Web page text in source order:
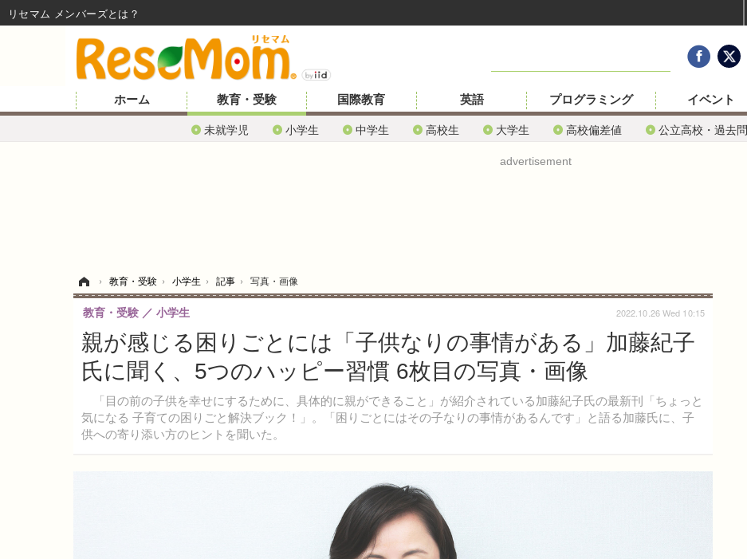
ホーム 教育・受験
未就学児 小学生 中学生 高校生 大学生 高校偏差値 公立高校・過去問
国際教育 英語 プログラミング イベント
advertisement
› 教育・受験 › 小学生 › 記事 › 写真・画像
親が感じる困りごとには「子供なりの事情がある」加藤紀子
氏に聞く、5つのハッピー習慣 6枚目の写真・画像
「目の前の子供を幸せにするために、具体的に親ができること」が紹介されている加藤紀子氏の最新刊「ちょっと
気になる 子育ての困りごと解決ブック！」。「困りごとにはその子なりの事情があるんです」と語る加藤氏に、子
供への寄り添い方のヒントを聞いた。
教育・受験 小学生 2022.10.26 Wed 10:15
リセマム メンバーズ